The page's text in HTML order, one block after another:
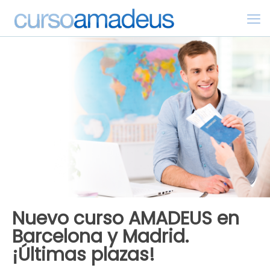
Nuevo curso AMADEUS en
Barcelona y Madrid.
¡Últimas plazas!